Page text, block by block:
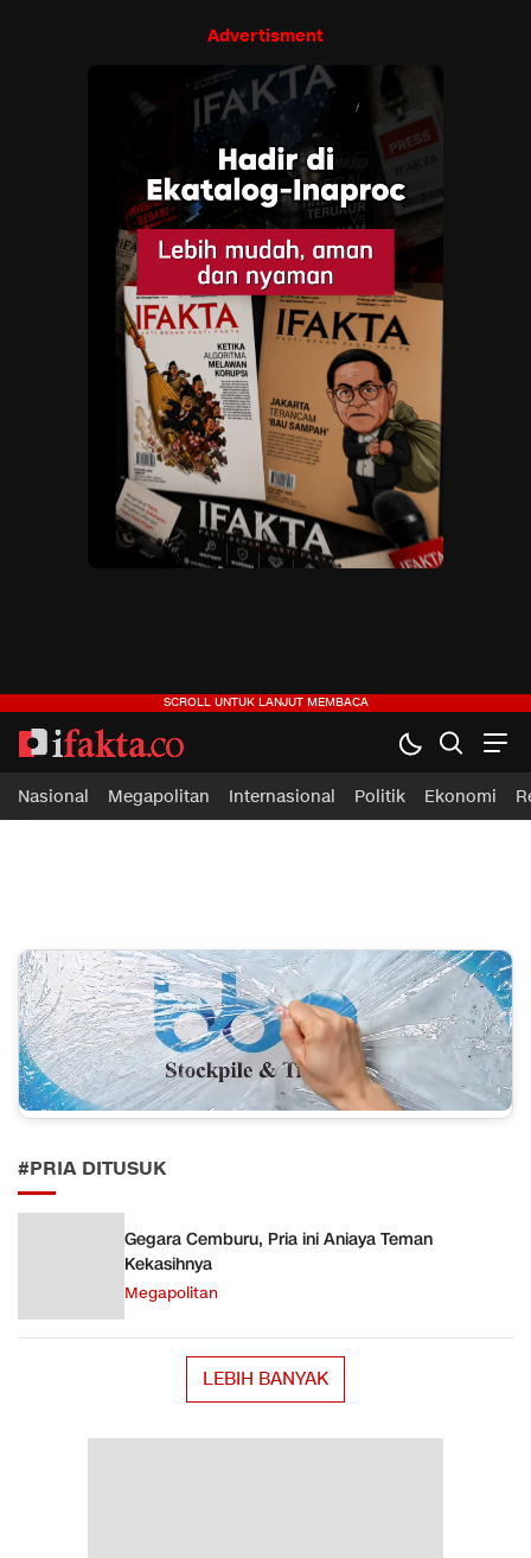
Advertisment
ifakta.co
#pastibenar
Nasional Megapolitan Internasional Politik Ekonomi
#PRIA DITUSUK
Gegara Cemburu, Pria ini Aniaya Teman
Kekasihnya
Megapolitan
LEBIH BANYAK